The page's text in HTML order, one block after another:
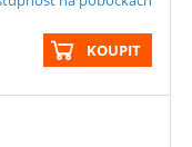
KOUPIT